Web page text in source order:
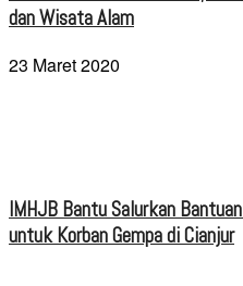
dan Wisata Alam
23 Maret 2020
IMHJB Bantu Salurkan
untuk Korban Gempa di Cianjur